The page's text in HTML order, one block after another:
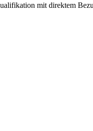
mit direktem